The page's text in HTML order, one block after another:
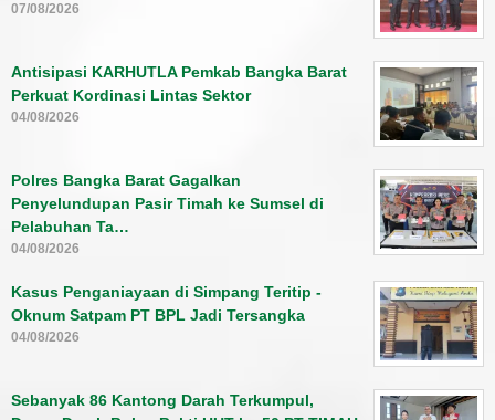
07/08/2026
Antisipasi KARHUTLA Pemkab Bangka Barat
Perkuat Kordinasi Lintas Sektor
04/08/2026
Polres Bangka Barat Gagalkan
Penyelundupan Pasir Timah ke Sumsel di
Pelabuhan Ta…
04/08/2026
Kasus Penganiayaan di Simpang Teritip -
Oknum Satpam PT BPL Jadi Tersangka
04/08/2026
Sebanyak 86 Kantong Darah Terkumpul,